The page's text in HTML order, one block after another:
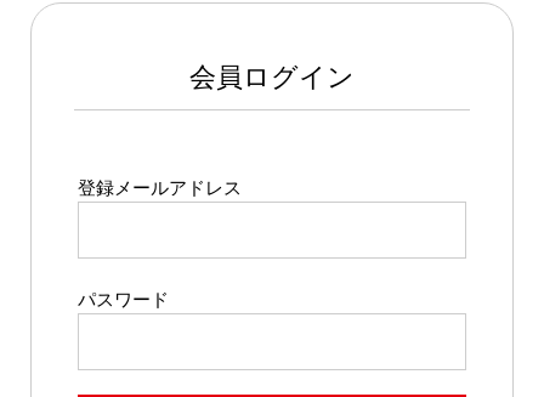
会員ログイン
登録メールアドレス
パスワード